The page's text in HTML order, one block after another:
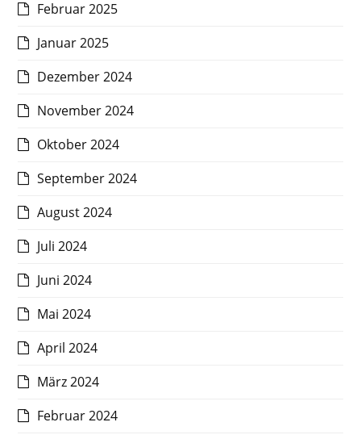
Februar 2025
Januar 2025
Dezember 2024
November 2024
Oktober 2024
September 2024
August 2024
Juli 2024
Juni 2024
Mai 2024
April 2024
März 2024
Februar 2024